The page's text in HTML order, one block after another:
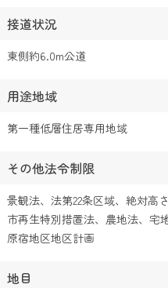
接道状況
東側約6.0m公道
用途地域
第一種低層住居専用地域
その他法令制限
景観法、法第22条区域、絶対高
市再生特別措置法、農地法、宅
原宿地区地区計画
地目